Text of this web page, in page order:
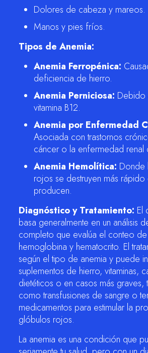
Dolores de cabeza y mareos.
Manos y pies fríos.
Tipos de Anemia:
Anemia Ferropénica:
deficiencia de hierro.
Anemia Perniciosa: Debido
vitamina B12.
Anemia por Enfermedad
Asociada con trastornos
cáncer o la enfermedad renal
Anemia Hemolítica: Donde
rojos se destruyen más
producen.
Diagnóstico y Tratamiento: El
basa generalmente en un análisis
completo que evalúa el conteo
hemoglobina y hematocrito. El
según el tipo de anemia y puede
suplementos de hierro, vitaminas,
dietéticos o en casos más graves,
como transfusiones de sangre o
medicamentos para estimular la
glóbulos rojos.
La anemia es una condición que